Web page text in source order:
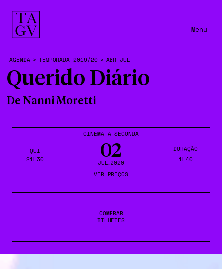
Menu
CINEMA À SEGUNDA
02
JUL,2020
QUI
21H30
DURAÇÃO
1H40
VER PREÇOS
COMPRAR
BILHETES
AGENDA > TEMPORADA 2019/20 > ABR-JUL
Querido Diário
De Nanni Moretti